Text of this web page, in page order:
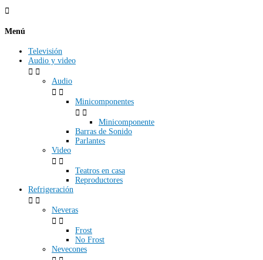

Menú
Televisión
Audio y video
 
Audio
 
Minicomponentes
 
Minicomponente
Barras de Sonido
Parlantes
Video
 
Teatros en casa
Reproductores
Refrigeración
 
Neveras
 
Frost
No Frost
Nevecones